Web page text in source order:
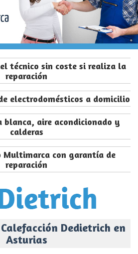
técnico sin coste si realiza la
reparación
electrodomésticos a domicilio
blanca, aire acondicionado y
calderas
Multimarca con garantía de
reparación
Dedietrich en
Asturias